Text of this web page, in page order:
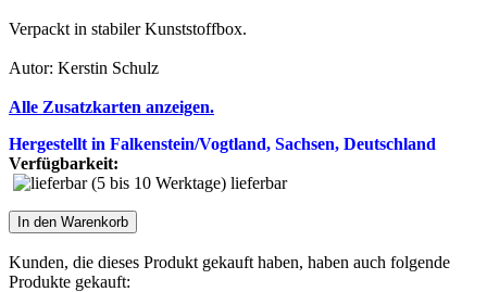
Verpackt in stabiler Kunststoffbox.
Autor: Kerstin Schulz
Alle Zusatzkarten anzeigen.
Hergestellt in Falkenstein/Vogtland, Sachsen, Deutschland
Verfügbarkeit:
lieferbar
In den Warenkorb
Kunden, die dieses Produkt gekauft haben, haben auch folgende
Produkte gekauft: